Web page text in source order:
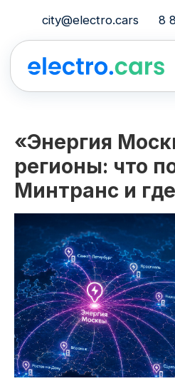
city@electro.cars 8 800 775-81-
«Энергия
регионы: что
Минтранс и